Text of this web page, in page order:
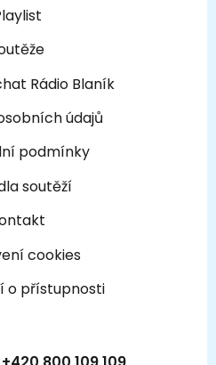
Rádio Blaník
údajů
podmínky
soutěží
cookies
o přístupnosti